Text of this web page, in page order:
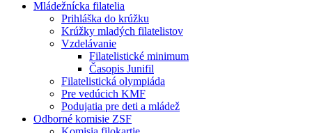
Mládežnícka filatelia
Prihláška do krúžku
Krúžky mladých filatelistov
Vzdelávanie
Filatelistické minimum
Časopis Junifil
Filatelistická olympiáda
Pre vedúcich KMF
Podujatia pre deti a mládež
Odborné komisie ZSF